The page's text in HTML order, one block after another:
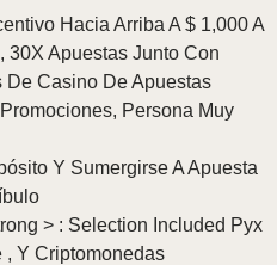
Hacia Arriba A $ 1,000 A
30X Apuestas Junto Con
De Casino De Apuestas
Persona Muy
Y Sumergirse A Apuesta
> : Selection Included Pyx
, Y Criptomonedas